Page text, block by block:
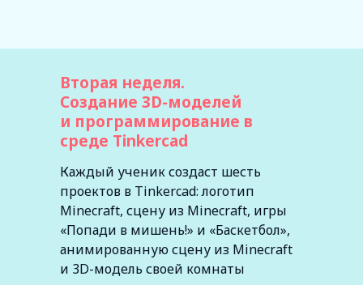
Каждый ученик создаст шесть
проектов в Tinkercad: логотип
Minecraft, сцену из Minecraft, игры
«Попади в мишень!» и «Баскетбол»,
анимированную сцену из Minecraft
и 3D-модель своей комнаты
Вторая неделя.
Создание 3D-моделей
и программирование в
среде Tinkercad
изучат термины «3D-пространство», «3D-
модель», «плоскость», «координата Z»;
создать 3D-сцену из игры Minecraft
в Tinkercad — ландшафт, постройки,
ферму, игрока, мобов.